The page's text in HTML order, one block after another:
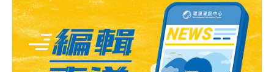
長迅速的多年生攀緣藤本植物，會覆蓋於喬木、灌木或經
濟作物上，使其無法曬到陽光，導致生長衰弱、死亡，嚴
重威脅原生生態系平衡，屬世界級惡性雜草。過去都被當
成廢棄物的小花蔓澤蘭，今年在研究團隊的創新製作下，
推出「遍野 清」品牌，設計一塊塊兼具美觀實用又充滿生